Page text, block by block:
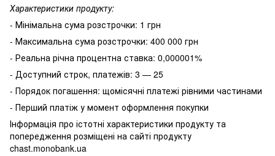
Характеристики продукту:
- Мінімальна сума розстрочки: 1 грн
- Максимальна сума розстрочки: 400 000 грн
- Реальна річна процентна ставка: 0,000001%
- Доступний строк, платежів: 3 — 25
- Порядок погашення: щомісячні платежі рівними частинами
- Перший платіж у момент оформлення покупки
Інформація про істотні характеристики продукту та
попередження розміщені на сайті продукту
chast.monobank.ua